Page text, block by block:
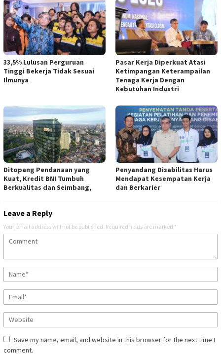
33,5% Lulusan Perguruan
Tinggi Bekerja Tidak Sesuai
Ilmunya
Pasar Kerja Diperkuat Atasi
Ketimpangan Keterampailan
Tenaga Kerja Dengan
Kebutuhan Industri
Ditopang Pendanaan yang
Kuat, Kredit BNI Tumbuh
Berkualitas dan Seimbang,
Penyandang Disabilitas Harus
Mendapat Kesempatan Kerja
dan Berkarier
Leave a Reply
Your email address will not be published. Required fields are marked *
Save my name, email, and website in this browser for the next time I
comment.